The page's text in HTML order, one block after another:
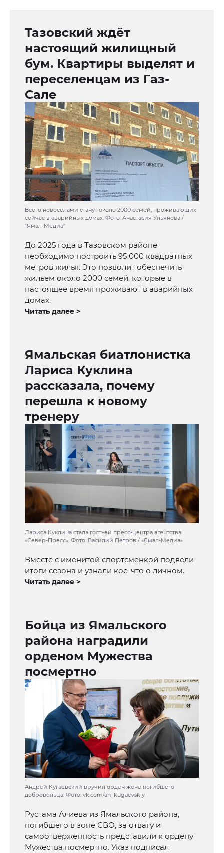
Тазовский ждёт
настоящий жилищный
бум. Квартиры выделят и
переселенцам из Газ-
Сале
Всего новоселами станут около 2000 семей, проживающих
сейчас в аварийных домах. Фото: Анастасия Ульянова /
"Ямал-Медиа"
До 2025 года в Тазовском районе
необходимо построить 95 000 квадратных
метров жилья. Это позволит обеспечить
жильем около 2000 семей, которые в
настоящее время проживают в аварийных
домах.
Читать далее >
Ямальская биатлонистка
Лариса Куклина
рассказала, почему
перешла к новому
тренеру
Лариса Куклина стала гостьей пресс-центра агентства
«Север-Пресс». Фото: Василий Петров / «Ямал-Медиа»
Вместе с именитой спортсменкой подвели
итоги сезона и узнали кое-что о личном.
Читать далее >
Бойца из Ямальского
района наградили
орденом Мужества
посмертно
Андрей Кугаевский вручил орден жене погибшего
добровольца. Фото: vk.com/an_kugaevskiy
Рустама Алиева из Ямальского района,
погибшего в зоне СВО, за отвагу и
самоотверженность представили к ордену
Мужества посмертно. Указ подписал